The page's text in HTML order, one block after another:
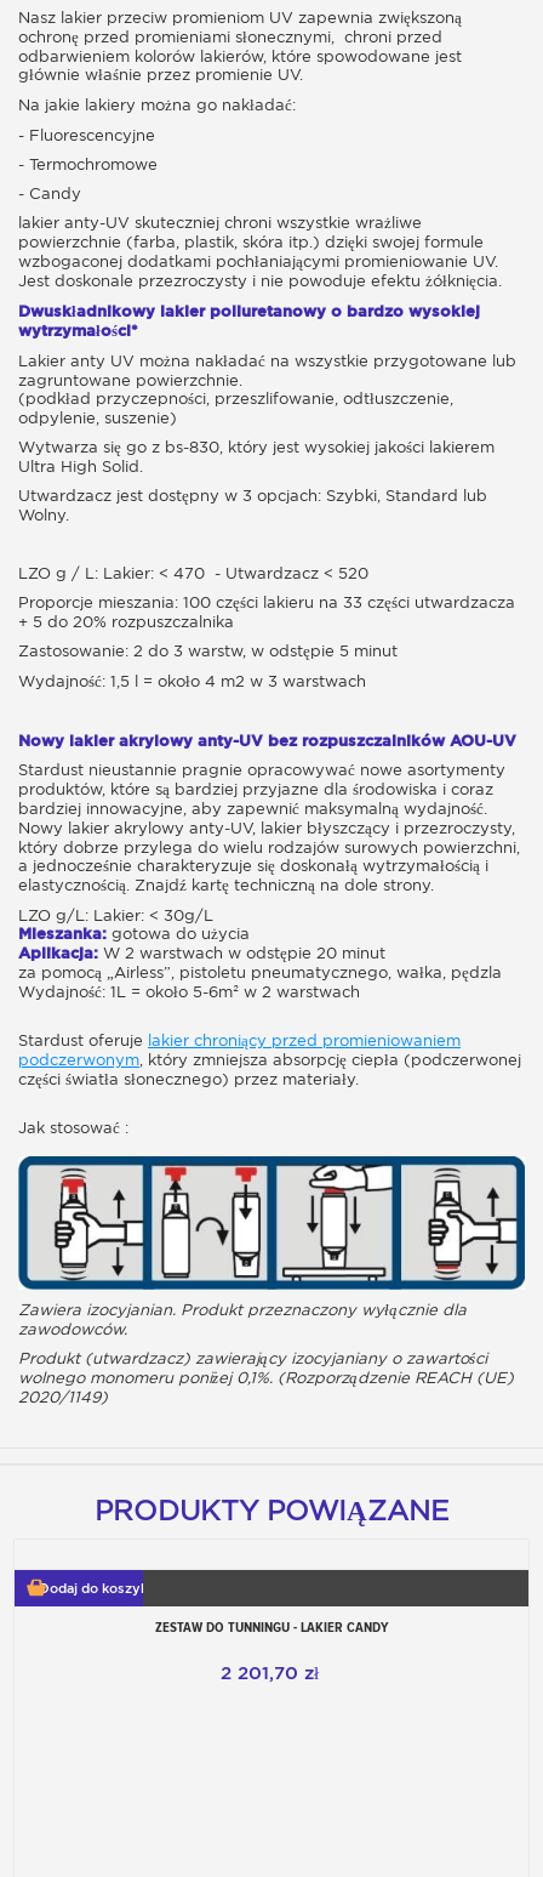
Nasz lakier przeciw promieniom UV zapewnia zwiększoną
ochronę przed promieniami słonecznymi, chroni przed
odbarwieniem kolorów lakierów, które spowodowane jest
głównie właśnie przez promienie UV.
Na jakie lakiery można go nakładać:
- Fluorescencyjne
- Termochromowe
- Candy
lakier anty-UV skuteczniej chroni wszystkie wrażliwe
powierzchnie (farba, plastik, skóra itp.) dzięki swojej formule
wzbogaconej dodatkami pochłaniającymi promieniowanie UV.
Jest doskonale przezroczysty i nie powoduje efektu żółknięcia.
Dwuskładnikowy lakier poliuretanowy o bardzo wysokiej
wytrzymałości*
Lakier anty UV można nakładać na wszystkie przygotowane lub
zagruntowane powierzchnie.
(podkład przyczepności, przeszlifowanie, odtłuszczenie,
odpylenie, suszenie)
Wytwarza się go z bs-830, który jest wysokiej jakości lakierem
Ultra High Solid.
Utwardzacz jest dostępny w 3 opcjach: Szybki, Standard lub
Wolny.
LZO g / L: Lakier: < 470 - Utwardzacz < 520
Proporcje mieszania: 100 części lakieru na 33 części utwardzacza
+ 5 do 20% rozpuszczalnika
Zastosowanie: 2 do 3 warstw, w odstępie 5 minut
Wydajność: 1,5 l = około 4 m2 w 3 warstwach
Nowy lakier akrylowy anty-UV bez rozpuszczalników AOU-UV
Stardust nieustannie pragnie opracowywać nowe asortymenty
produktów, które są bardziej przyjazne dla środowiska i coraz
bardziej innowacyjne, aby zapewnić maksymalną wydajność.
Nowy lakier akrylowy anty-UV, lakier błyszczący i przezroczysty,
który dobrze przylega do wielu rodzajów surowych powierzchni,
a jednocześnie charakteryzuje się doskonałą wytrzymałością i
elastycznością. Znajdź kartę techniczną na dole strony.
LZO g/L: Lakier: < 30g/L
Mieszanka: gotowa do użycia
Aplikacja: W 2 warstwach w odstępie 20 minut
za pomocą „Airless”, pistoletu pneumatycznego, wałka, pędzla
Wydajność: 1L = około 5-6m² w 2 warstwach
Stardust oferuje lakier chroniący przed promieniowaniem
podczerwonym, który zmniejsza absorpcję ciepła (podczerwonej
części światła słonecznego) przez materiały.
Jak stosować :
Zawiera izocyjanian. Produkt przeznaczony wyłącznie dla
zawodowców.
Produkt (utwardzacz) zawierający izocyjaniany o zawartości
wolnego monomeru poniżej 0,1%. (Rozporządzenie REACH (UE)
2020/1149)
PRODUKTY POWIĄZANE
Dodaj do koszyka
ZESTAW DO TUNNINGU - LAKIER CANDY
2 201,70 zł